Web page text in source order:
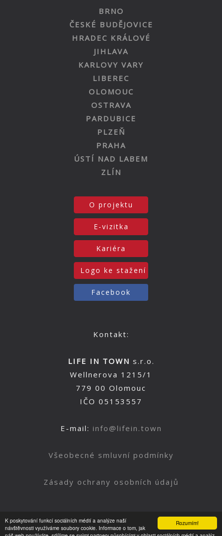
Rozumím!
K poskytování funkcí sociálních médií a analýze naší
návštěvnosti využíváme soubory cookie. Informace o tom, jak
BRNO
ČESKÉ BUDĚJOVICE
HRADEC KRÁLOVÉ
JIHLAVA
KARLOVY VARY
LIBEREC
OLOMOUC
OSTRAVA
PARDUBICE
PLZEŇ
PRAHA
ÚSTÍ NAD LABEM
ZLÍN
O projektu
E-vizitka
Kariéra
Logo ke stažení
Facebook
Kontakt:
LIFE IN TOWN s.r.o.
Wellnerova 1215/1
779 00 Olomouc
IČO 05153557
E-mail: info@lifein.town
Všeobecné smluvní podmínky
Zásady ochrany osobních údajů
Nahoru